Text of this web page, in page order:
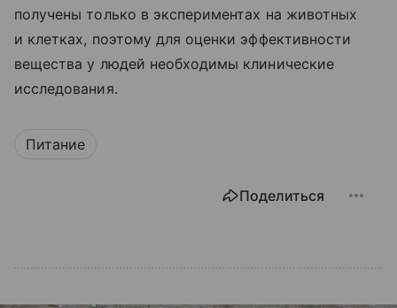
получены только в экспериментах на животных
и клетках, поэтому для оценки эффективности
вещества у людей необходимы клинические
исследования.
Питание
Поделиться